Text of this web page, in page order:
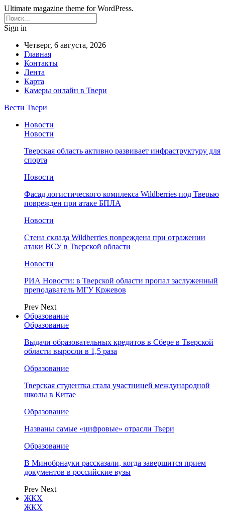
Ultimate magazine theme for WordPress.
Sign in
Четверг, 6 августа, 2026
Главная
Контакты
Лента
Карта
Камеры онлайн в Твери
Вести Твери
Новости
Новости
Тверская область активно развивает инфраструктуру для
спорта
Новости
Фасад логистического комплекса Wildberries под Тверью
поврежден при атаке БПЛА
Новости
Стена склада Wildberries повреждена при отражении
атаки ВСУ в Тверской области
Новости
РИА Новости: в Тверской области пропал заслуженный
преподаватель МГУ Кржевов
Prev Next
Образование
Образование
Выдачи образовательных кредитов в Сбере в Тверской
области выросли в 1,5 раза
Образование
Тверская студентка стала участницей международной
школы в Китае
Образование
Названы самые «цифровые» отрасли Твери
Образование
В Минобрнауки рассказали, когда завершится прием
документов в российские вузы
Prev Next
ЖКХ
ЖКХ